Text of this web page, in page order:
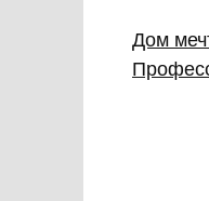
Дом